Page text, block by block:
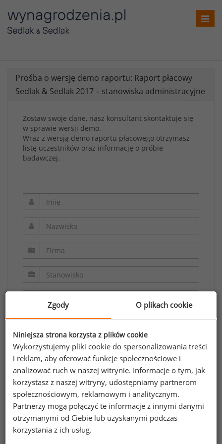
Prośba o wersję demo raportu: Raport płacowy
Sedlak & Sedlak 2017 – stanowiska administracyjne
Zostaw swoje dane, nasz konsultant skontaktuje się
w sprawie wersji demo.
Wraz z wersją demo raportu płacowego otrzymasz
listę uczestników oraz informację o próbie
badawczej.
Oświadczam, że zapoznałem/zapoznałam się z
regulaminem.
Wyrażam zgodę na przetwarzanie moich
danych osobowych zawartych w formularzu
Zgody O plikach cookie
Niniejsza strona korzysta z plików cookie
Wykorzystujemy pliki cookie do spersonalizowania treści
i reklam, aby oferować funkcje społecznościowe i
analizować ruch w naszej witrynie. Informacje o tym, jak
korzystasz z naszej witryny, udostępniamy partnerom
społecznościowym, reklamowym i analitycznym.
Partnerzy mogą połączyć te informacje z innymi danymi
otrzymanymi od Ciebie lub uzyskanymi podczas
korzystania z ich usług.